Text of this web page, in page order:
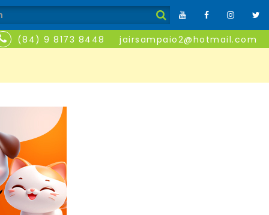
(84) 9 8173 8448 jairsampaio2@hotmail.com